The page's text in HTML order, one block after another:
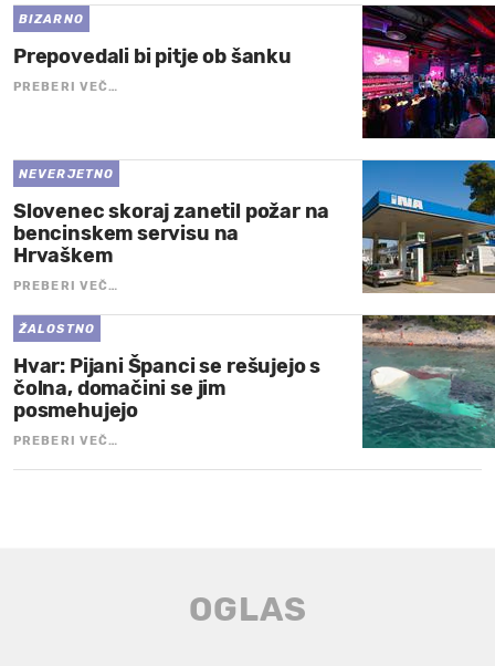
BIZARNO
Prepovedali bi pitje ob šanku
PREBERI VEČ…
NEVERJETNO
Slovenec skoraj zanetil požar na
bencinskem servisu na
Hrvaškem
PREBERI VEČ…
ŽALOSTNO
Hvar: Pijani Španci se rešujejo s
čolna, domačini se jim
posmehujejo
PREBERI VEČ…